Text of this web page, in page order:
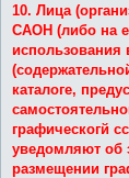
10. Лица
САОН (либо на
использования
каталоге,
графическогй
уведомляют об
размещении